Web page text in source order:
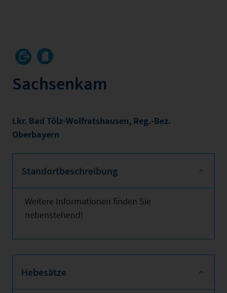
Sachsenkam
Lkr. Bad Tölz-Wolfratshausen, Reg.-Bez.
Oberbayern
Standortbeschreibung
Weitere Informationen finden Sie
nebenstehend!
Hebesätze